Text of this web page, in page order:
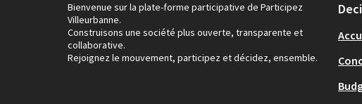
Bienvenue sur la plate-forme participative de Participez
Villeurbanne.
Construisons une société plus ouverte, transparente et
collaborative.
Rejoignez le mouvement, participez et décidez, ensemble.